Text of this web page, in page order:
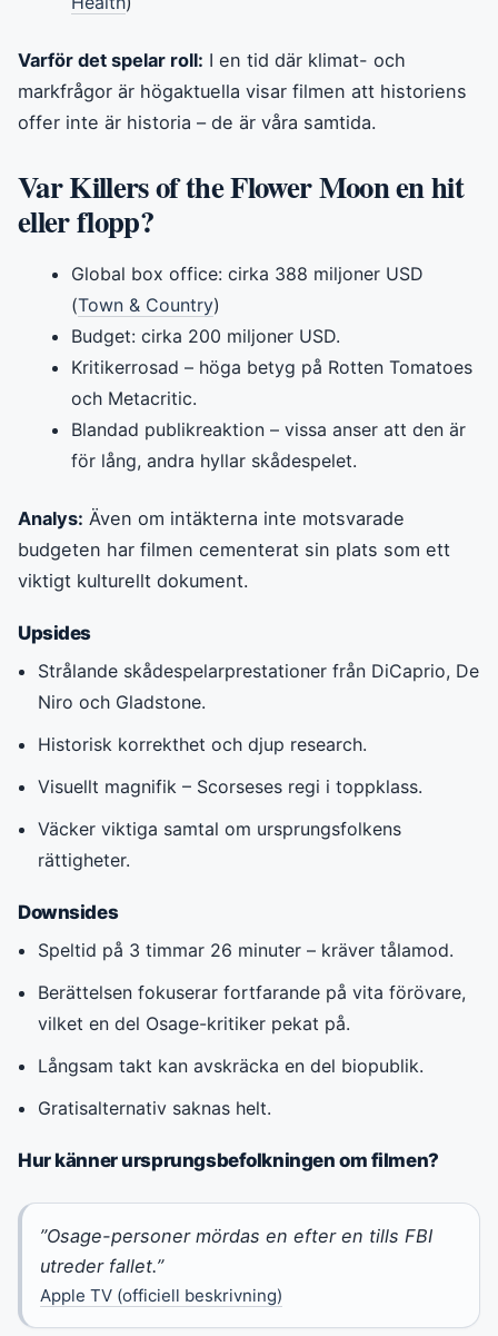
Varför det spelar roll: I en tid där klimat- och
markfrågor är högaktuella visar filmen att historiens
offer inte är historia – de är våra samtida.
Var Killers of the Flower Moon en hit
eller flopp?
Global box office: cirka 388 miljoner USD
(Town & Country)
Budget: cirka 200 miljoner USD.
Kritikerrosad – höga betyg på Rotten Tomatoes
och Metacritic.
Blandad publikreaktion – vissa anser att den är
för lång, andra hyllar skådespelet.
Analys: Även om intäkterna inte motsvarade
budgeten har filmen cementerat sin plats som ett
viktigt kulturellt dokument.
Upsides
Strålande skådespelarprestationer från DiCaprio, De
Niro och Gladstone.
Historisk korrekthet och djup research.
Visuellt magnifik – Scorseses regi i toppklass.
Väcker viktiga samtal om ursprungsfolkens
rättigheter.
Downsides
Speltid på 3 timmar 26 minuter – kräver tålamod.
Berättelsen fokuserar fortfarande på vita förövare,
vilket en del Osage-kritiker pekat på.
Långsam takt kan avskräcka en del biopublik.
Gratisalternativ saknas helt.
Hur känner ursprungsbefolkningen om filmen?
”Osage-personer mördas en efter en tills FBI
utreder fallet.”
Apple TV (officiell beskrivning)